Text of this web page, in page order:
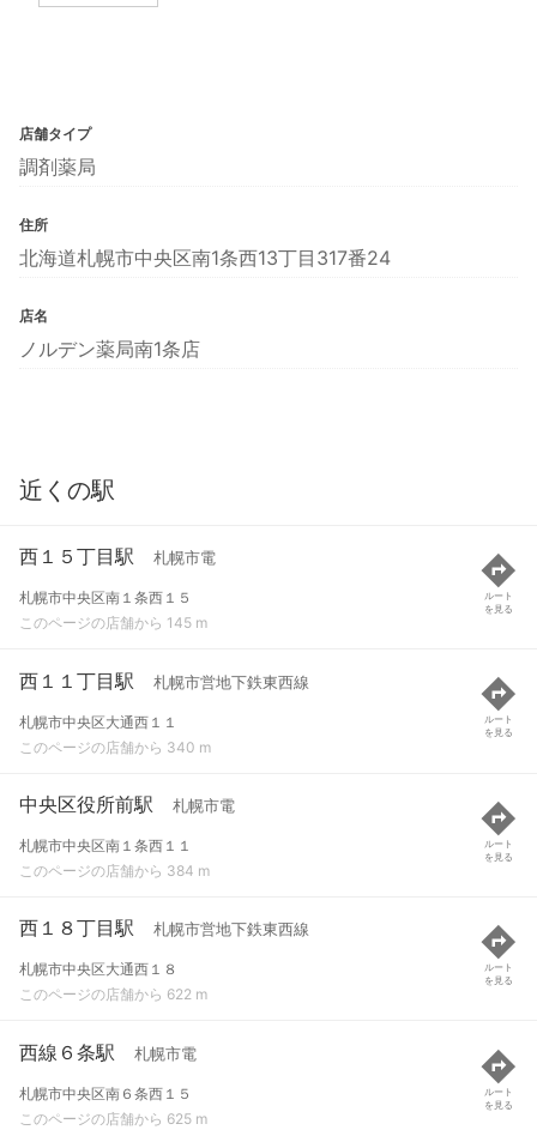
店舗タイプ
調剤薬局
住所
北海道札幌市中央区南1条西13丁目317番24
店名
ノルデン薬局南1条店
近くの駅
西１５丁目駅 札幌市電
札幌市中央区南１条西１５
このページの店舗から 145 m
ルート
を見る
西１１丁目駅 札幌市営地下鉄東西線
札幌市中央区大通西１１
このページの店舗から 340 m
ルート
を見る
中央区役所前駅 札幌市電
札幌市中央区南１条西１１
このページの店舗から 384 m
ルート
を見る
西１８丁目駅 札幌市営地下鉄東西線
札幌市中央区大通西１８
このページの店舗から 622 m
ルート
を見る
西線６条駅 札幌市電
札幌市中央区南６条西１５
このページの店舗から 625 m
ルート
を見る